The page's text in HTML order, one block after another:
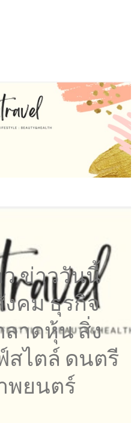
ข่าววันนี้
งคม ธุรกิจ
ลาดหุ้น สิ่ง
สไตล์ ดนตรี
พยนตร์